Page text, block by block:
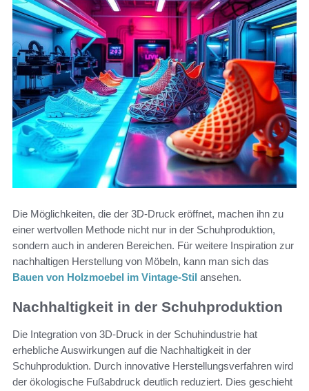
Die Möglichkeiten, die der 3D-Druck eröffnet, machen ihn zu
einer wertvollen Methode nicht nur in der Schuhproduktion,
sondern auch in anderen Bereichen. Für weitere Inspiration zur
nachhaltigen Herstellung von Möbeln, kann man sich das
Bauen von Holzmoebel im Vintage-Stil ansehen.
Nachhaltigkeit in der Schuhproduktion
Die Integration von 3D-Druck in der Schuhindustrie hat
erhebliche Auswirkungen auf die Nachhaltigkeit in der
Schuhproduktion. Durch innovative Herstellungsverfahren wird
der ökologische Fußabdruck deutlich reduziert. Dies geschieht